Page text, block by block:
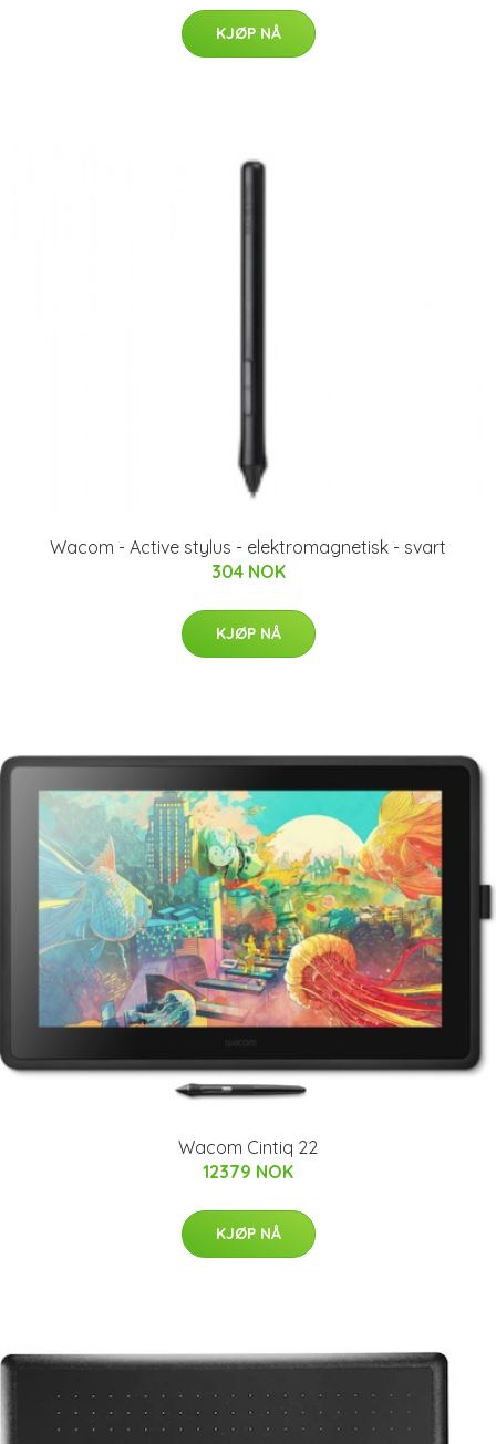
KJØP NÅ
Wacom - Active stylus - elektromagnetisk - svart
304 NOK
KJØP NÅ
Wacom Cintiq 22
12379 NOK
KJØP NÅ